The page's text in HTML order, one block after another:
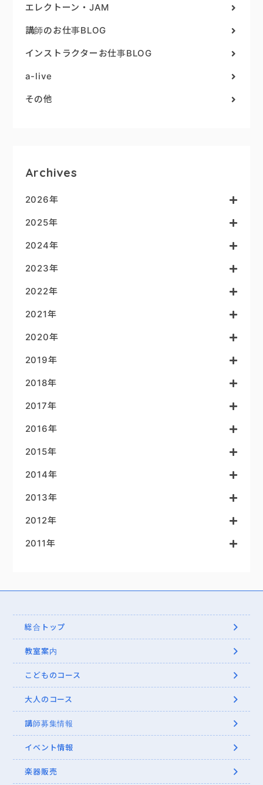
エレクトーン・JAM
講師のお仕事BLOG
インストラクターお仕事BLOG
a-live
その他
Archives
2026年
2025年
2024年
2023年
2022年
2021年
2020年
2019年
2018年
2017年
2016年
2015年
2014年
2013年
2012年
2011年
総合トップ
教室案内
こどものコース
大人のコース
講師募集情報
イベント情報
楽器販売